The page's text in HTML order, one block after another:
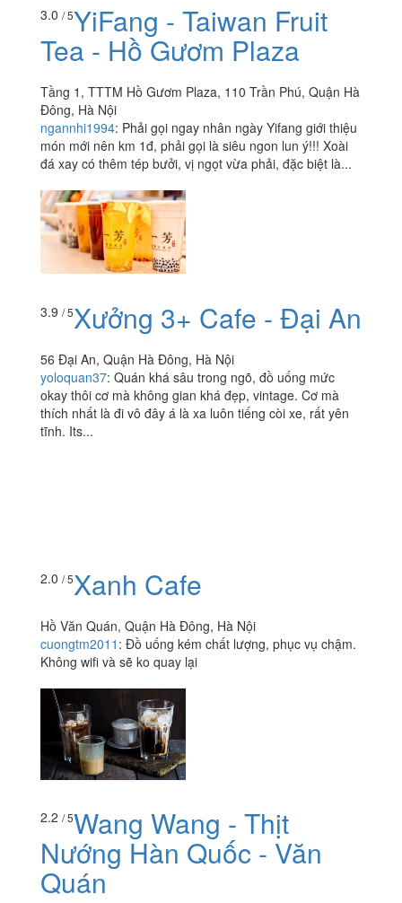
3.0 / 5YiFang - Taiwan Fruit
Tea - Hồ Gươm Plaza
Tầng 1, TTTM Hồ Gươm Plaza, 110 Trần Phú, Quận Hà
Đông, Hà Nội
ngannhi1994: Phải gọi ngay nhân ngày Yifang giới thiệu
món mới nên km 1đ, phải gọi là siêu ngon lun ý!!! Xoài
đá xay có thêm tép bưởi, vị ngọt vừa phải, đặc biệt là...
3.9 / 5Xưởng 3+ Cafe - Đại An
56 Đại An, Quận Hà Đông, Hà Nội
yoloquan37: Quán khá sâu trong ngõ, đồ uống mức
okay thôi cơ mà không gian khá đẹp, vintage. Cơ mà
thích nhất là đi vô đây á là xa luôn tiếng còi xe, rất yên
tĩnh. Its...
2.0 / 5Xanh Cafe
Hồ Văn Quán, Quận Hà Đông, Hà Nội
cuongtm2011 : Đồ uống kém chất lượng, phục vụ chậm.
Không wifi và sẽ ko quay lại
2.2 / 5Wang Wang - Thịt
Nướng Hàn Quốc - Văn
Quán